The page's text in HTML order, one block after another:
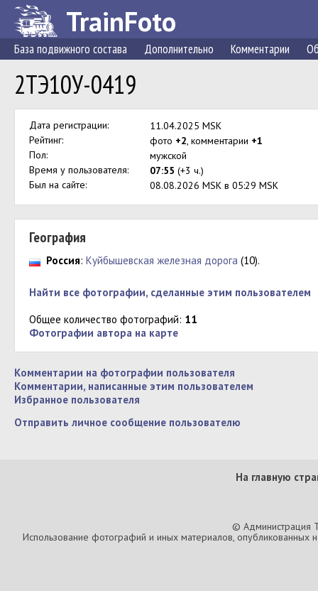
TrainFoto
База подвижного состава Дополнительно Комментарии
2ТЭ10У-0419
Дата регистрации:
11.04.2025 MSK
Рейтинг:
фото +2, комментарии +1
Пол:
мужской
Время у пользователя:
07:55 (+3 ч.)
Был на сайте:
08.08.2026 MSK в 05:29 MSK
География
Россия: Куйбышевская железная дорога (10).
Найти все фотографии, сделанные этим пользователем
Общее количество фотографий: 11
Фотографии автора на карте
Комментарии на фотографии пользователя
Комментарии, написанные этим пользователем
Избранное пользователя
Отправить личное сообщение пользователю
На главную
© Администрация
Использование фотографий и иных материалов, опубликованных